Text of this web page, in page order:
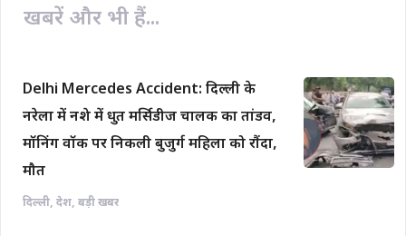
k
k
खबरें और भी हैं...
Delhi Mercedes Accident: दिल्ली के
नरेला में नशे में धुत मर्सिडीज चालक का तांडव,
मॉनिंग वॉक पर निकली बुजुर्ग महिला को रौंदा,
मौत
दिल्ली, देश, बड़ी खबर